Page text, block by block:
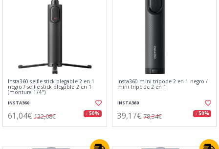
Insta360 selfie stick plegable 2 en 1
negro / selfie stick plegable 2 en 1
(montura 1/4")
INSTA360
61,04€ 122,08€ - 50%
Insta360 mini trípode 2 en 1 negro /
mini trípode 2 en 1
INSTA360
39,17€ 78,34€ - 50%